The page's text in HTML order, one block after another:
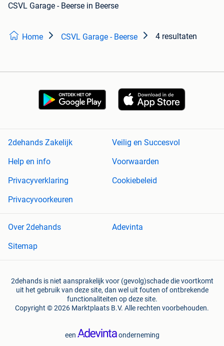
CSVL Garage - Beerse in Beerse
Home CSVL Garage - Beerse 4 resultaten
2dehands Zakelijk
Veilig en Succesvol
Help en info
Voorwaarden
Privacyverklaring
Cookiebeleid
Privacyvoorkeuren
Over 2dehands
Adevinta
Sitemap
2dehands is niet aansprakelijk voor (gevolg)schade die voortkomt
uit het gebruik van deze site, dan wel uit fouten of ontbrekende
functionaliteiten op deze site.
Copyright © 2026 Marktplaats B.V. Alle rechten voorbehouden.
een onderneming